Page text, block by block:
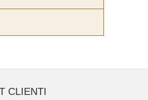
CLIENTI